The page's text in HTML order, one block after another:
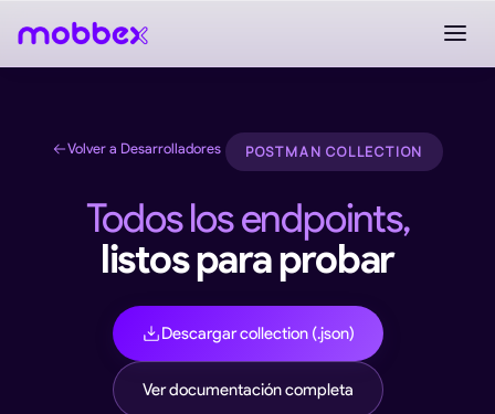
Volver a Desarrolladores POSTMAN COLLECTION
Todos los endpoints,
listos para probar
Descargar collection (.json)
Ver documentación completa